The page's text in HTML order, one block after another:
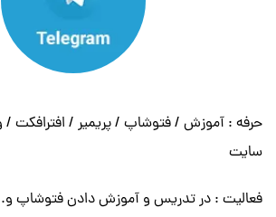
حرفه : آموزش / فتوشاپ / پریمیر / افترافکت /
سایت
فعالیت : در تدریس و آموزش دادن فتوشاپ